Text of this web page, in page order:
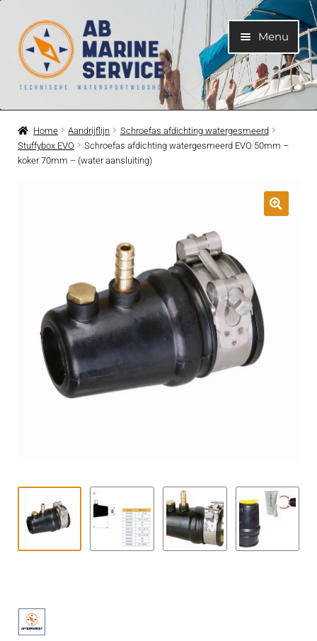
Ga
door
naar
navigatie
Ga
naar
de
inhoud
Menu
Home
Motoren
Submenu
Submenu
Koelwatersysteem
Contact
Techniek Blog
Nederlands
Home Aandrijflijn
Schroefas afdichting watergesmeerd
Stuffybox EVO
Schroefas afdichting watergesmeerd EVO 50mm –
koker 70mm – (water aansluiting)